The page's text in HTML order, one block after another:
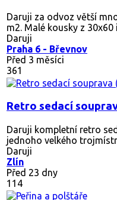
Daruji za odvoz větší
m2. Malé kousky z 30x60
Daruji
Praha 6 - Břevnov
Před 3 měsíci
361
Retro sedací
Daruji kompletní retro
jednoho velkého
Daruji
Zlín
Před 23 dny
114